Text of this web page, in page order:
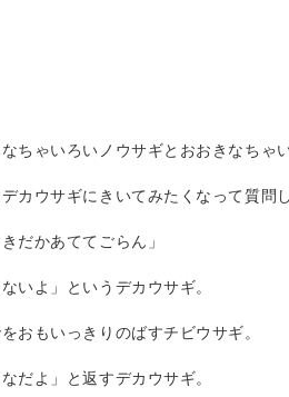
ちゃいろいノウサギとおおきなちゃ
カウサギにきいてみたくなって質問し
だかあててごらん」
いよ」というデカウサギ。
おもいっきりのばすチビウサギ。
だよ」と返すデカウサギ。